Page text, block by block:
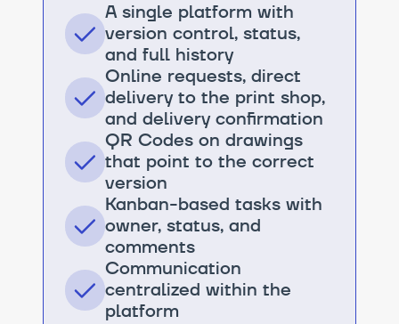
A single platform with
version control, status,
and full history
Online requests, direct
delivery to the print shop,
and delivery confirmation
QR Codes on drawings
that point to the correct
version
Kanban-based tasks with
owner, status, and
comments
Communication
centralized within the
platform